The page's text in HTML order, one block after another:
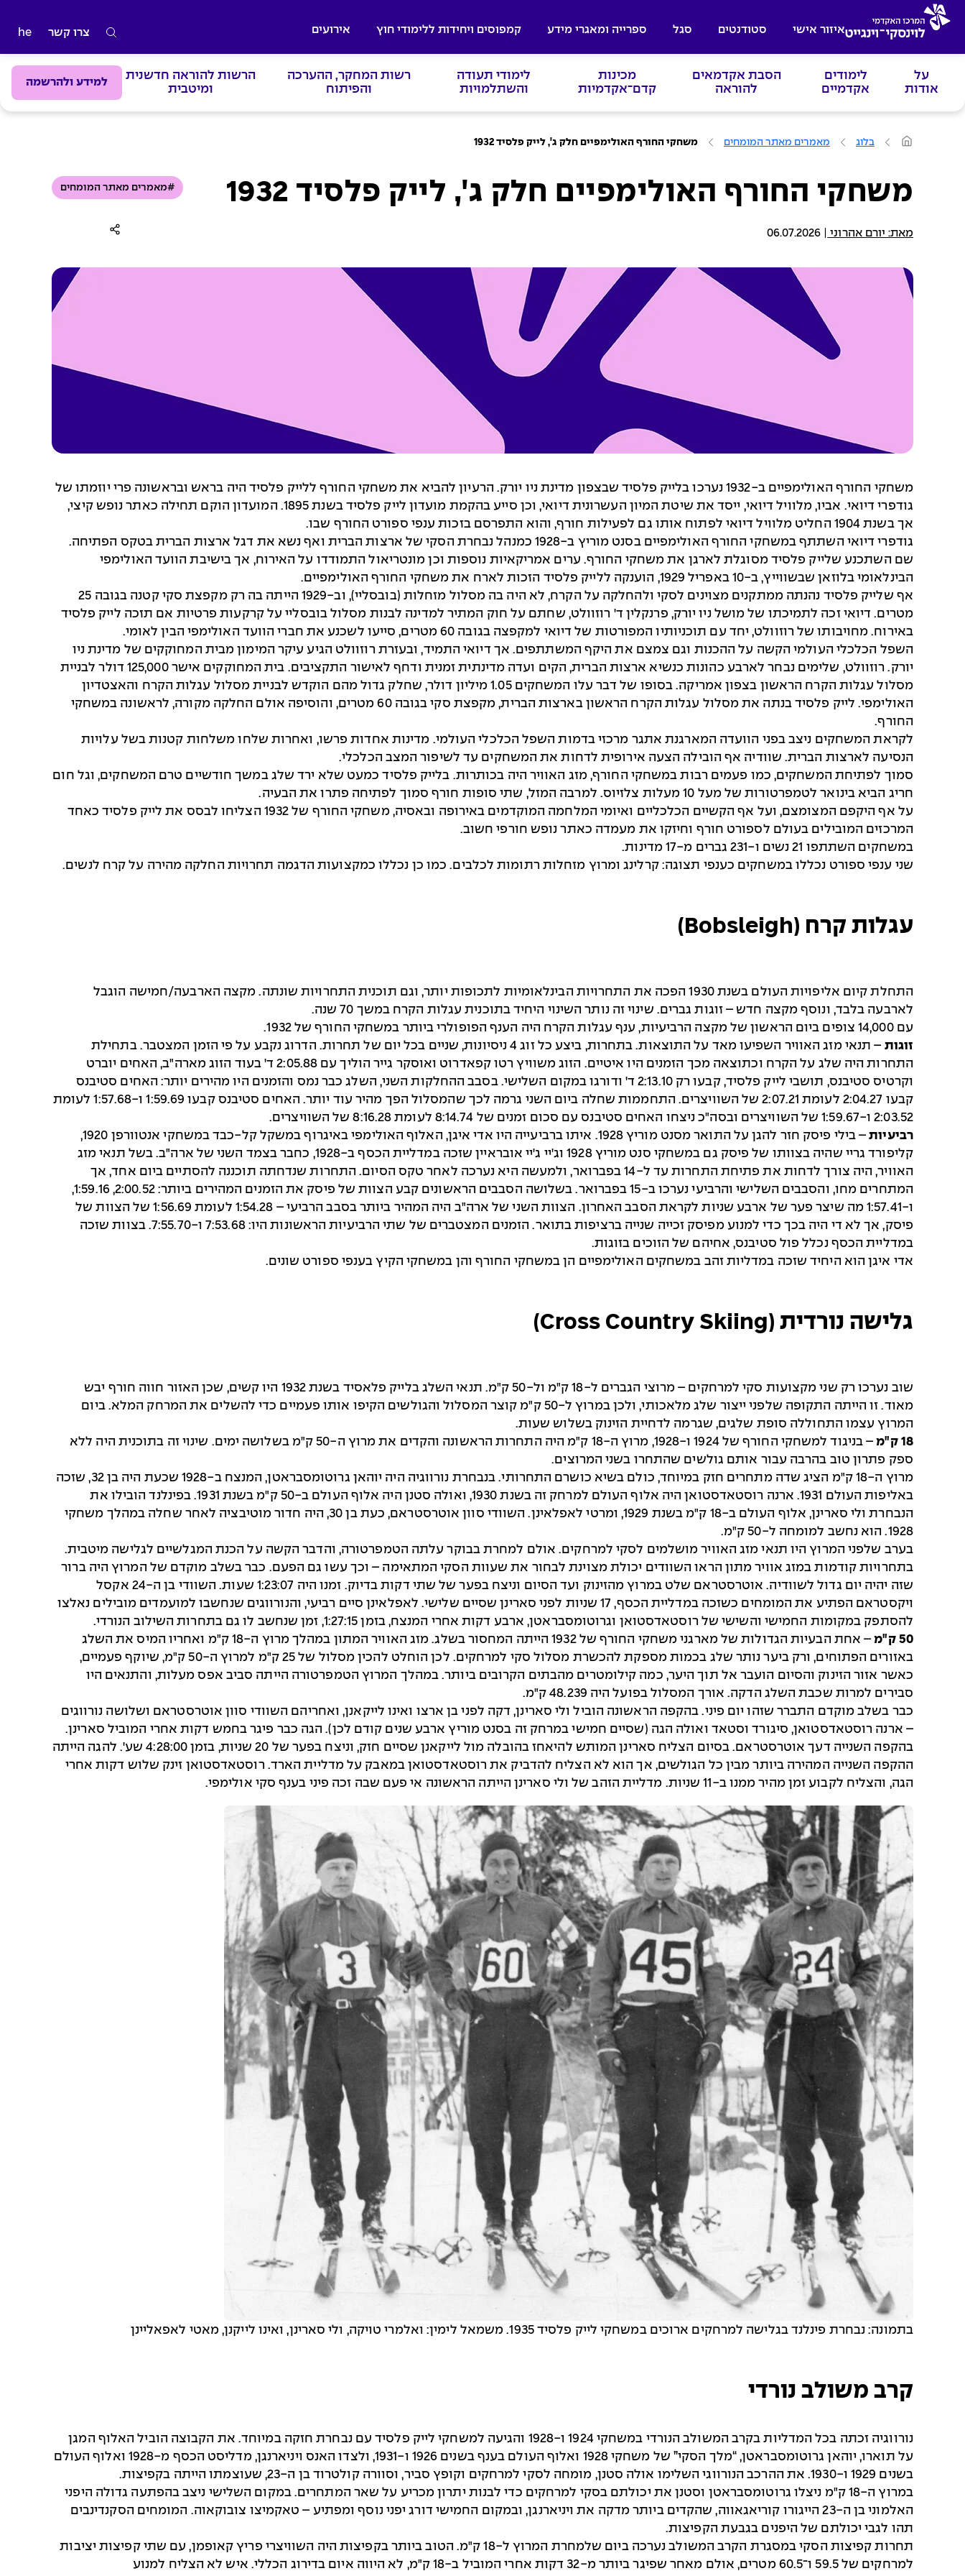
איזור אישי סטודנטים סגל ספרייה ומאגרי מידע קמפוסים ויחידות ללימודי חוץ
אירועים
ל
ד
י
ם
צרו קשר he
על
אודות
לימודים
אקדמיים
הסבת אקדמאים
להוראה
מכינות
קדם־אקדמיות
לימודי תעודה
והשתלמויות
רשות המחקר, ההערכה
והפיתוח
הרשות להוראה חדשנית
ומיטבית
למידע ולהרשמה
ע
מ
ה
ב
בלוג מאמרים מאתר המומחים משחקי החורף האולימפיים חלק ג', לייק פלסיד 1932
משחקי החורף האולימפיים חלק ג', לייק פלסיד 1932
מאת: יורם אהרוני 06.07.2026
#מאמרים מאתר המומחים
משחקי החורף האולימפיים ב-1932 נערכו בלייק פלסיד שבצפון מדינת ניו יורק. הרעיון להביא את משחקי החורף ללייק פלסיד היה בראש ובראשונה פרי יוזמתו של
גודפרי דיואי. אביו, מלוויל דיואי, ייסד את שיטת המיון העשרונית דיואי, וכן סייע בהקמת מועדון לייק פלסיד בשנת 1895. המועדון הוקם תחילה כאתר נופש קיצי,
אך בשנת 1904 החליט מלוויל דיואי לפתוח אותו גם לפעילות חורף, והוא התפרסם בזכות ענפי ספורט החורף שבו.
גודפרי דיואי השתתף במשחקי החורף האולימפיים בסנט מוריץ ב-1928 כמנהל נבחרת הסקי של ארצות הברית ואף נשא את דגל ארצות הברית בטקס הפתיחה.
שם השתכנע שלייק פלסיד מסוגלת לארגן את משחקי החורף. ערים אמריקאיות נוספות וכן מונטריאול התמודדו על האירוח, אך בישיבת הוועד האולימפי
הבינלאומי בלוזאן שבשווייץ, ב-10 באפריל 1929, הוענקה ללייק פלסיד הזכות לארח את משחקי החורף האולימפיים.
אף שלייק פלסיד נהנתה ממתקנים מצוינים לסקי ולהחלקה על הקרח, לא היה בה מסלול מזחלות (בובסליי), וב-1929 הייתה בה רק מקפצת סקי קטנה בגובה 25
מטרים. דיואי זכה לתמיכתו של מושל ניו יורק, פרנקלין ד' רוזוולט, שחתם על חוק המתיר למדינה לבנות מסלול בובסליי על קרקעות פרטיות אם תזכה לייק פלסיד
באירוח. מחויבותו של רוזוולט, יחד עם תוכניותיו המפורטות של דיואי למקפצה בגובה 60 מטרים, סייעו לשכנע את חברי הוועד האולימפי הבין לאומי.
השפל הכלכלי העולמי הקשה על ההכנות וגם צמצם את היקף המשתתפים. אך דיואי התמיד, ובעזרת רוזוולט הגיע עיקר המימון מבית המחוקקים של מדינת ניו
יורק. רוזוולט, שלימים נבחר לארבע כהונות כנשיא ארצות הברית, הקים ועדה מדינתית זמנית ודחף לאישור התקציבים. בית המחוקקים אישר 125,000 דולר לבניית
מסלול עגלות הקרח הראשון בצפון אמריקה. בסופו של דבר עלו המשחקים 1.05 מיליון דולר, שחלק גדול מהם הוקדש לבניית מסלול עגלות הקרח והאצטדיון
האולימפי. לייק פלסיד בנתה את מסלול עגלות הקרח הראשון בארצות הברית, מקפצת סקי בגובה 60 מטרים, והוסיפה אולם החלקה מקורה, לראשונה במשחקי
החורף.
לקראת המשחקים ניצב בפני הוועדה המארגנת אתגר מרכזי בדמות השפל הכלכלי העולמי. מדינות אחדות פרשו, ואחרות שלחו משלחות קטנות בשל עלויות
הנסיעה לארצות הברית. שוודיה אף הובילה הצעה אירופית לדחות את המשחקים עד לשיפור המצב הכלכלי.
סמוך לפתיחת המשחקים, כמו פעמים רבות במשחקי החורף, מזג האוויר היה בכותרות. בלייק פלסיד כמעט שלא ירד שלג במשך חודשיים טרם המשחקים, וגל חום
חריג הביא בינואר לטמפרטורות של מעל 10 מעלות צלזיוס. למרבה המזל, שתי סופות חורף סמוך לפתיחה פתרו את הבעיה.
על אף היקפם המצומצם, ועל אף הקשיים הכלכליים ואיומי המלחמה המוקדמים באירופה ובאסיה, משחקי החורף של 1932 הצליחו לבסס את לייק פלסיד כאחד
המרכזים המובילים בעולם לספורט חורף וחיזקו את מעמדה כאתר נופש חורפי חשוב.
במשחקים השתתפו 21 נשים ו-231 גברים מ-17 מדינות.
שני ענפי ספורט נכללו במשחקים כענפי תצוגה: קרלינג ומרוץ מזחלות רתומות לכלבים. כמו כן נכללו כמקצועות הדגמה תחרויות החלקה מהירה על קרח לנשים.
עגלות קרח (Bobsleigh)
התחלת קיום אליפויות העולם בשנת 1930 הפכה את התחרויות הבינלאומיות לתכופות יותר, וגם תוכנית התחרויות שונתה. מקצה הארבעה/חמישה הוגבל
לארבעה בלבד, ונוסף מקצה חדש – זוגות גברים. שינוי זה נותר השינוי היחיד בתוכנית עגלות הקרח במשך 70 שנה.
עם 14,000 צופים ביום הראשון של מקצה הרביעיות, ענף עגלות הקרח היה הענף הפופולרי ביותר במשחקי החורף של 1932.
זוגות
– תנאי מזג האוויר השפיעו מאד על התוצאות. בתחרות, ביצע כל זוג 4 ניסיונות, שניים בכל יום של תחרות. הדרוג נקבע על פי הזמן המצטבר. בתחילת
התחרות היה שלג על הקרח וכתוצאה מכך הזמנים היו איטיים. הזוג משוויץ רטו קפאדרוט ואוסקר גייר הוליך עם 2:05.88 ד' בעוד הזוג מארה"ב, האחים יוברט
וקרטיס סטיבנס, תושבי לייק פלסיד, קבעו רק 2:13.10 ד' ודורגו במקום השלישי. בסבב ההחלקות השני, השלג כבר נמס והזמנים היו מהירים יותר: האחים סטיבנס
קבעו 2:04.27 לעומת 2:07.21 של השוויצרים. התחממות שחלה ביום השני גרמה לכך שהמסלול הפך מהיר עוד יותר. האחים סטיבנס קבעו 1:59.69 ו-1:57.68 לעומת
2:03.52 ו-1:59.67 של השוויצרים ובסה"כ ניצחו האחים סטיבנס עם סכום זמנים של 8:14.74 לעומת 8:16.28 של השוויצרים.
רביעיות
– בילי פיסק חזר להגן על התואר מסנט מוריץ 1928. איתו ברביעייה היו אדי איגן, האלוף האולימפי באיגרוף במשקל קל-כבד במשחקי אנטוורפן 1920,
קליפורד גריי שהיה בצוותו של פיסק גם במשחקי סנט מוריץ 1928 וג'יי ג'יי אובראיין שזכה במדליית הכסף ב-1928, כחבר בצמד השני של ארה"ב. בשל תנאי מזג
האוויר, היה צורך לדחות את פתיחת התחרות עד ל-14 בפברואר, ולמעשה היא נערכה לאחר טקס הסיום. התחרות שנדחתה תוכננה להסתיים ביום אחד, אך
המתחרים מחו, והסבבים השלישי והרביעי נערכו ב-15 בפברואר. בשלושה הסבבים הראשונים קבע הצוות של פיסק את הזמנים המהירים ביותר: 2:00.52, 1:59.16,
ו-1:57.41 מה שיצר פער של ארבע שניות לקראת הסבב האחרון. הצוות השני של ארה"ב היה המהיר ביותר בסבב הרביעי – 1:54.28 לעומת 1:56.69 של הצוות של
פיסק, אך לא די היה בכך כדי למנוע מפיסק זכייה שנייה ברציפות בתואר. הזמנים המצטברים של שתי הרביעיות הראשונות היו: 7:53.68 ו-7:55.70. בצוות שזכה
במדליית הכסף נכלל פול סטיבנס, אחיהם של הזוכים בזוגות.
אדי איגן הוא היחיד שזכה במדליות זהב במשחקים האולימפיים הן במשחקי החורף והן במשחקי הקיץ בענפי ספורט שונים.
גלישה נורדית (Cross Country Skiing)
שוב נערכו רק שני מקצועות סקי למרחקים – מרוצי הגברים ל-18 ק"מ ול-50 ק"מ. תנאי השלג בלייק פלאסיד בשנת 1932 היו קשים, שכן האזור חווה חורף יבש
מאוד. זו הייתה התקופה שלפני ייצור שלג מלאכותי, ולכן במרוץ ל-50 ק"מ קוצר המסלול והגולשים הקיפו אותו פעמיים כדי להשלים את המרחק המלא. ביום
המרוץ עצמו התחוללה סופת שלגים, שגרמה לדחיית הזינוק בשלוש שעות.
18 ק"מ
– בניגוד למשחקי החורף של 1924 ו-1928, מרוץ ה-18 ק"מ היה התחרות הראשונה והקדים את מרוץ ה-50 ק"מ בשלושה ימים. שינוי זה בתוכנית היה ללא
ספק פתרון טוב בהרבה עבור אותם גולשים שהתחרו בשני המרוצים.
מרוץ ה-18 ק"מ הציג שדה מתחרים חזק במיוחד, כולם בשיא כושרם התחרותי. בנבחרת נורווגיה היה יוהאן גרוטומסבראטן, המנצח ב-1928 שכעת היה בן 32, שזכה
באליפות העולם 1931. ארנה רוסטאדסטואן היה אלוף העולם למרחק זה בשנת 1930, ואולה סטנן היה אלוף העולם ב-50 ק"מ בשנת 1931. בפינלנד הובילו את
הנבחרת ולי סארינן, אלוף העולם ב-18 ק"מ בשנת 1929, ומרטי לאפלאינן. השוודי סוון אוטרסטראם, כעת בן 30, היה חדור מוטיבציה לאחר שחלה במהלך משחקי
1928. הוא נחשב למומחה ל-50 ק"מ.
בערב שלפני המרוץ היו תנאי מזג האוויר מושלמים לסקי למרחקים. אולם למחרת בבוקר עלתה הטמפרטורה, והדבר הקשה על הכנת המגלשיים לגלישה מיטבית.
בתחרויות קודמות במזג אוויר מתון הראו השוודים יכולת מצוינת לבחור את שעוות הסקי המתאימה – וכך עשו גם הפעם. כבר בשלב מוקדם של המרוץ היה ברור
שזה יהיה יום גדול לשוודיה. אוטרסטראם שלט במרוץ מהזינוק ועד הסיום וניצח בפער של שתי דקות בדיוק. זמנו היה 1:23:07 שעות. השוודי בן ה-24 אקסל
ויקסטראם הפתיע את המומחים כשזכה במדליית הכסף, 17 שניות לפני סארינן שסיים שלישי. לאפלאינן סיים רביעי, והנורווגים שנחשבו למועמדים מובילים נאלצו
להסתפק במקומות החמישי והשישי של רוסטאדסטואן וגרוטומסבראטן, ארבע דקות אחרי המנצח, בזמן 1:27:15, זמן שנחשב לו גם בתחרות השילוב הנורדי.
50 ק"מ
– אחת הבעיות הגדולות של מארגני משחקי החורף של 1932 הייתה המחסור בשלג. מזג האוויר המתון במהלך מרוץ ה-18 ק"מ ואחריו המיס את השלג
באזורים הפתוחים, ורק ביער נותר שלג בכמות מספקת להכשרת מסלול סקי למרחקים. לכן הוחלט להכין מסלול של 25 ק"מ למרוץ ה-50 ק"מ, שיוקף פעמיים,
כאשר אזור הזינוק והסיום הועבר אל תוך היער, כמה קילומטרים מהבתים הקרובים ביותר. במהלך המרוץ הטמפרטורה הייתה סביב אפס מעלות, והתנאים היו
סבירים למרות שכבת השלג הדקה. אורך המסלול בפועל היה 48.239 ק"מ.
כבר בשלב מוקדם התברר שזהו יום פיני. בהקפה הראשונה הוביל ולי סארינן, דקה לפני בן ארצו ואינו לייקאנן, ואחריהם השוודי סוון אוטרסטראם ושלושה נורווגים
– ארנה רוסטאדסטואן, סיגורד וסטאד ואולה הגה (שסיים חמישי במרחק זה בסנט מוריץ ארבע שנים קודם לכן). הגה כבר פיגר בחמש דקות אחרי המוביל סארינן.
בהקפה השנייה דעך אוטרסטראם. בסיום הצליח סארינן המותש להיאחז בהובלה מול לייקאנן שסיים חזק, וניצח בפער של 20 שניות, בזמן 4:28:00 שע'. להגה הייתה
ההקפה השנייה המהירה ביותר מבין כל הגולשים, אך הוא לא הצליח להדביק את רוסטאדסטואן במאבק על מדליית הארד. רוסטאדסטואן זינק שלוש דקות אחרי
הגה, והצליח לקבוע זמן מהיר ממנו ב-11 שניות. מדליית הזהב של ולי סארינן הייתה הראשונה אי פעם שבה זכה פיני בענף סקי אולימפי.
בתמונה: נבחרת פינלנד בגלישה למרחקים ארוכים במשחקי לייק פלסיד 1935. משמאל לימין: ואלמרי טויקה, ולי סארינן, ואינו לייקנן, מאטי לאפאליינן
קרב משולב נורדי
נורווגיה זכתה בכל המדליות בקרב המשולב הנורדי במשחקי 1924 ו-1928 והגיעה למשחקי לייק פלסיד עם נבחרת חזקה במיוחד. את הקבוצה הוביל האלוף המגן
על תוארו, יוהאן גרוטומסבראטן, “מלך הסקי” של משחקי 1928 ואלוף העולם בענף בשנים 1926 ו-1931, ולצדו האנס ויניארנגן, מדליסט הכסף מ-1928 ואלוף העולם
בשנים 1929 ו-1930. את ההרכב הנורווגי השלימו אולה סטנן, מומחה לסקי למרחקים וקופץ סביר, וסוורה קולטרוד בן ה-23, שעוצמתו הייתה בקפיצות.
במרוץ ה-18 ק"מ ניצלו גרוטומסבראטן וסטנן את יכולתם בסקי למרחקים כדי לבנות יתרון מכריע על שאר המתחרים. במקום השלישי ניצב בהפתעה גדולה היפני
האלמוני בן ה-23 הייגורו קוריאגאווה, שהקדים ביותר מדקה את ויניארנגן, ובמקום החמישי דורג יפני נוסף ומפתיע – טאקמיצו צובוקאוה. המומחים הסקנדינבים
תהו לגבי יכולתם של היפנים בגבעת הקפיצות.
תחרות קפיצות הסקי במסגרת הקרב המשולב נערכה ביום שלמחרת המרוץ ל-18 ק"מ. הטוב ביותר בקפיצות היה השוויצרי פריץ קאופמן, עם שתי קפיצות יציבות
למרחקים של 59.5 ו־60.5 מטרים, אולם מאחר שפיגר ביותר מ-32 דקות אחרי המוביל ב-18 ק"מ, לא היווה איום בדירוג הכללי. איש לא הצליח למנוע